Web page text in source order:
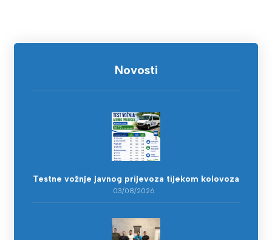
Novosti
Testne vožnje javnog prijevoza tijekom kolovoza
03/08/2026